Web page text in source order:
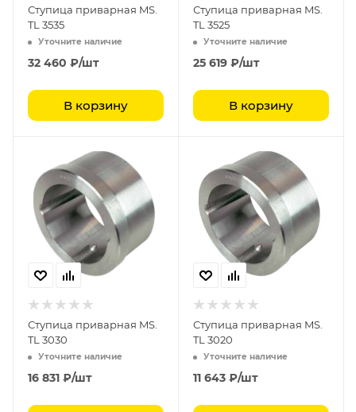
Ступица приварная MS.
TL 3535
Уточните наличие
32 460 ₽/шт
В корзину
Ступица приварная MS.
TL 3525
Уточните наличие
25 619 ₽/шт
В корзину
Ступица приварная MS.
TL 3030
Уточните наличие
16 831 ₽/шт
Ступица приварная MS.
TL 3020
Уточните наличие
11 643 ₽/шт